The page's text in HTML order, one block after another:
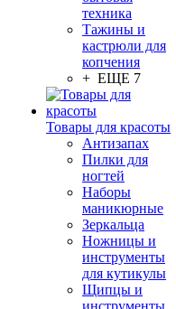
техника
Тажины и
кастрюли для
копчения
+ ЕЩЕ 7
Товары для красоты
Антизапах
Пилки для
ногтей
Наборы
маникюрные
Зеркальца
Ножницы и
инструменты
для кутикулы
Щипцы и
инструменты